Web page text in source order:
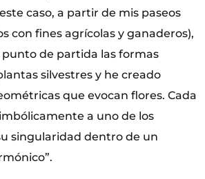
este caso, a partir de mis paseos
con fines agrícolas y ganaderos),
de partida las formas
silvestres y he creado
que evocan flores. Cada
a uno de los
singularidad dentro de un